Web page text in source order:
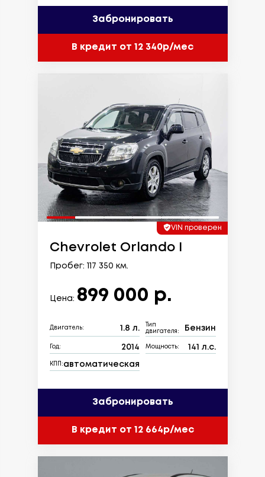
Забронировать
В кредит от 12 340р/мес
VIN проверен
Chevrolet Orlando I
Пробег: 117 350 км.
Цена: 899 000 р.
Двигатель: 1.8 л.
Тип
двигателя:
Бензин
Год: 2014 Мощность: 141 л.с.
КПП: автоматическая
Забронировать
В кредит от 12 664р/мес